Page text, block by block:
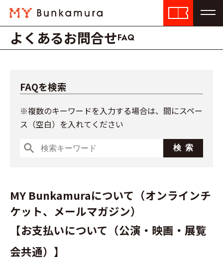
よくあるお問合せFAQ
FAQを検索
※複数のキーワードを入力する場合は、間にスペー
ス（空白）を入れてください
search
MY Bunkamuraについて（オンラインチ
ケット、メールマガジン）
【お支払いについて（公演・映画・展覧
会共通）】